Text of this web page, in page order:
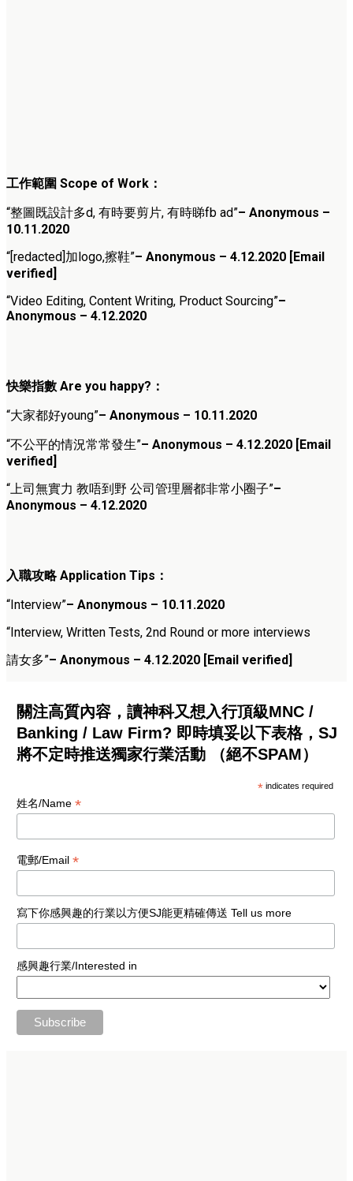
工作範圍 Scope of Work：
“整圖既設計多d, 有時要剪片, 有時睇fb ad”– Anonymous –
10.11.2020
“[redacted]加logo,擦鞋”– Anonymous – 4.12.2020 [Email
verified]
“Video Editing, Content Writing, Product Sourcing”–
Anonymous – 4.12.2020
快樂指數 Are you happy?：
“大家都好young”– Anonymous – 10.11.2020
“不公平的情況常常發生”– Anonymous – 4.12.2020 [Email
verified]
“上司無實力 教唔到野 公司管理層都非常小圈子”–
Anonymous – 4.12.2020
入職攻略 Application Tips：
“Interview”– Anonymous – 10.11.2020
“Interview, Written Tests, 2nd Round or more interviews
請女多”– Anonymous – 4.12.2020 [Email verified]
關注高質內容，讀神科又想入行頂級MNC /
Banking / Law Firm? 即時填妥以下表格，SJ
將不定時推送獨家行業活動 （絕不SPAM）
* indicates required
姓名/Name *
電郵/Email *
寫下你感興趣的行業以方便SJ能更精確傳送 Tell us more
感興趣行業/Interested in